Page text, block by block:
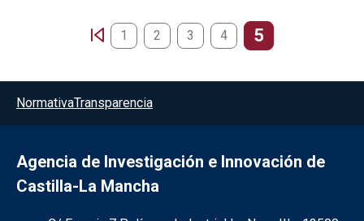
1 2 3 4 5
Menú del pie
NormativaTransparencia
Agencia de Investigación e Innovación de
Castilla-La Mancha